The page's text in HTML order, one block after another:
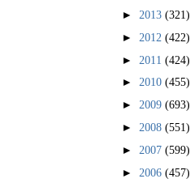
► 2013 (321)
► 2012 (422)
► 2011 (424)
► 2010 (455)
► 2009 (693)
► 2008 (551)
► 2007 (599)
► 2006 (457)